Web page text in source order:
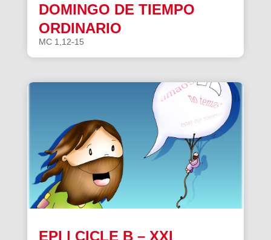
DOMINGO DE TIEMPO
ORDINARIO
MC 1,12-15
EPI | CICLE B – XXI